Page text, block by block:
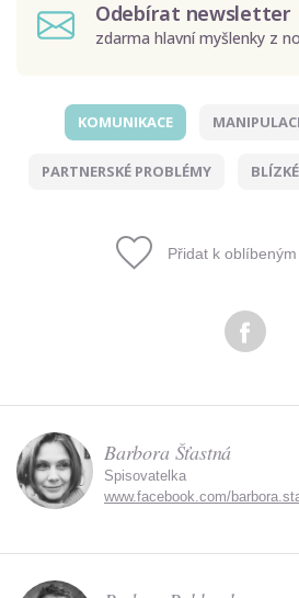
Odebírat newsletter
zdarma hlavní myšlenky z
KOMUNIKACE
PARTNERSKÉ PROBLÉMY
Přidat k
Barbora Šťastná
Spisovatelka
www.facebook.com/